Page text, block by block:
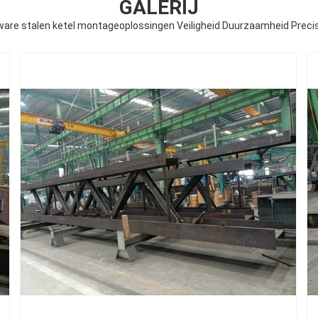
GALERIJ
stalen ketel montageoplossingen Veiligheid Duurzaamheid